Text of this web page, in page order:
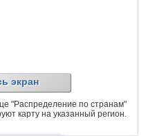
экран
"Распределение по странам"
карту на указанный регион.